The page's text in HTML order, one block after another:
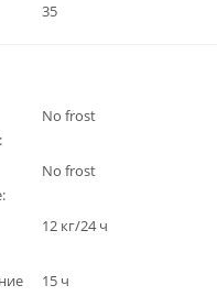
35
No frost
No frost
12 кг/24 ч
15 ч